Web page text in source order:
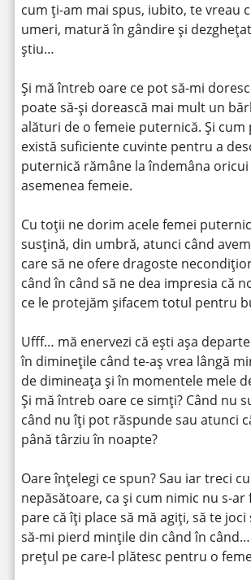
cum ți-am mai spus, iubito, te vreau
umeri, matură în gândire și
știu…
Și mă întreb oare ce pot să-mi
poate să-și dorească mai mult un
alături de o femeie puternică. Și
există suficiente cuvinte pentru a
puternică rămâne la îndemâna
asemenea femeie.
Cu toții ne dorim acele femei
susțină, din umbră, atunci când
care să ne ofere dragoste
când în când să ne dea impresia că
ce le protejăm șifacem totul pentru
Ufff… mă enervezi că ești așa
în diminețile când te-aș vrea lângă
de dimineața și în momentele mele
Și mă întreb oare ce simți? Când nu
când nu îți pot răspunde sau atunci
până târziu în noapte?
Oare înțelegi ce spun? Sau iar treci
nepăsătoare, ca și cum nimic nu s-ar
pare că îți place să mă agiți, să te joci
să-mi pierd mințile din când în
prețul pe care-l plătesc pentru o